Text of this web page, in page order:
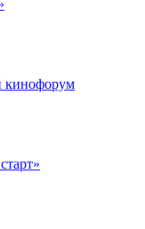
кинофорум